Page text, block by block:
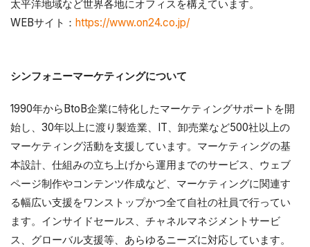
太平洋地域など世界各地にオフィスを構えています。
WEBサイト： https://www.on24.co.jp/
シンフォニーマーケティングについて
1990年からBtoB企業に特化したマーケティングサポートを開
始し、30年以上に渡り製造業、IT、卸売業など500社以上の
マーケティング活動を支援しています。マーケティングの基
本設計、仕組みの立ち上げから運用までのサービス、ウェブ
ページ制作やコンテンツ作成など、マーケティングに関連す
る幅広い支援をワンストップかつ全て自社の社員で行ってい
ます。インサイドセールス、チャネルマネジメントサービ
ス、グローバル支援等、あらゆるニーズに対応しています。